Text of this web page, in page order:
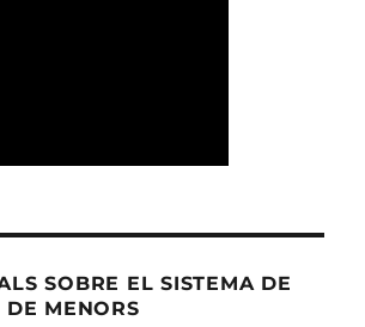
SOBRE EL SISTEMA DE
MENORS